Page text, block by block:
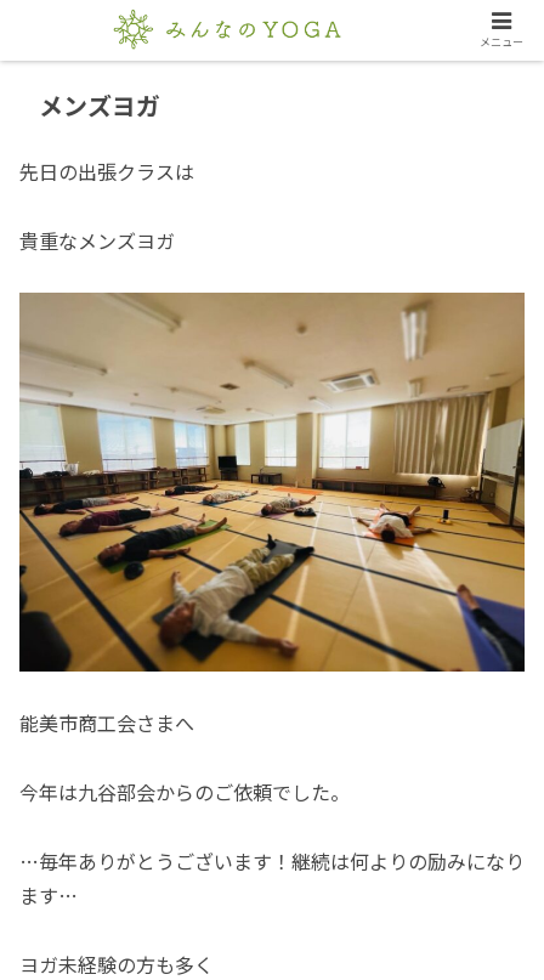
メンズヨガ
先日の出張クラスは
貴重なメンズヨガ
能美市商工会さまへ
今年は九谷部会からのご依頼でした。
…毎年ありがとうございます！継続は何よりの励みになり
ます…
ヨガ未経験の方も多く
メニュー